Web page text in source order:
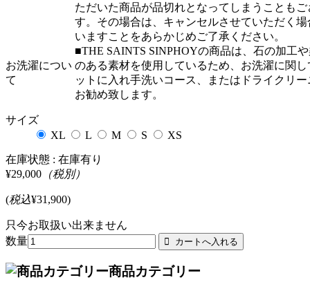
ただいた商品が品切れとなってしまうこともご
す。その場合は、キャンセルさせていただく場
いますことをあらかじめご了承ください。
お洗濯につい
て
■THE SAINTS SINPHOYの商品は、石の加工
のある素材を使用しているため、お洗濯に関し
ットに入れ手洗いコース、またはドライクリ
お勧め致します。
サイズ
XL
L M S XS
在庫状態 : 在庫有り
¥29,000 （税別）
(税込¥31,900)
只今お取扱い出来ません
数量
商品カテゴリー